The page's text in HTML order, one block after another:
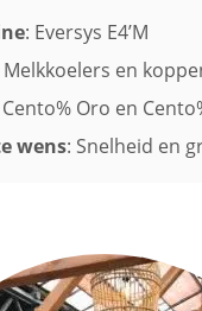
: Eversys E4’M
Melkkoelers en
Oro en
wens: Snelheid en